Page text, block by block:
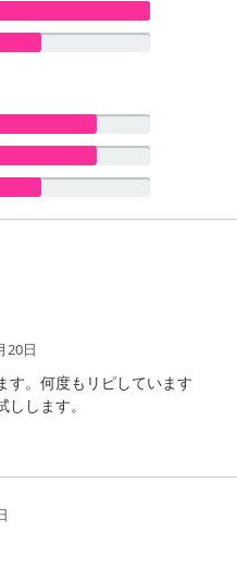
20日
す。何度もリピしています
します。